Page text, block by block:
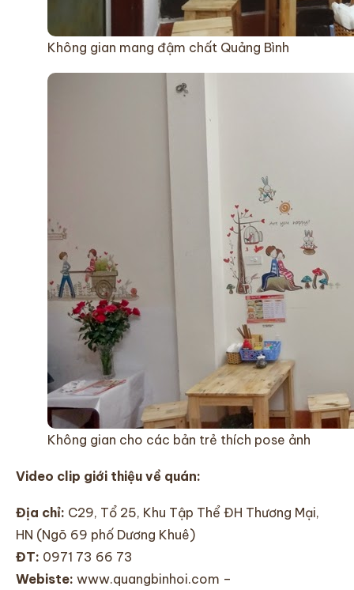
Không gian mang đậm chất Quảng Bình
Không gian cho các bản trẻ thích pose ảnh
Video clip giới thiệu về quán:
Địa chỉ: C29, Tổ 25, Khu Tập Thể ĐH Thương Mại,
HN (Ngõ 69 phố Dương Khuê)
ĐT: 0971 73 66 73
Webiste: www.quangbinhoi.com –